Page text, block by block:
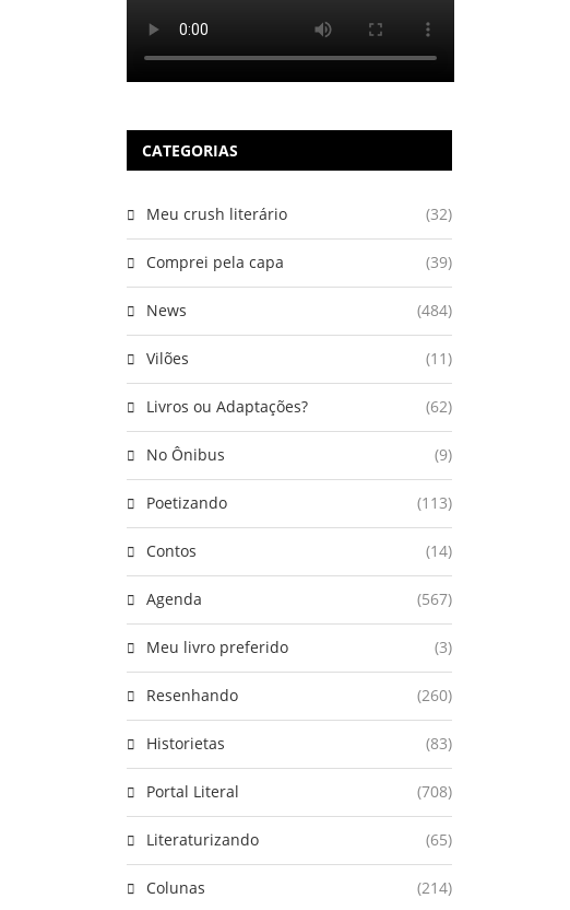
CATEGORIAS
Meu crush literário (32)
Comprei pela capa (39)
News (484)
Vilões (11)
Livros ou Adaptações? (62)
No Ônibus (9)
Poetizando (113)
Contos (14)
Agenda (567)
Meu livro preferido (3)
Resenhando (260)
Historietas (83)
Portal Literal (708)
Literaturizando (65)
Colunas (214)